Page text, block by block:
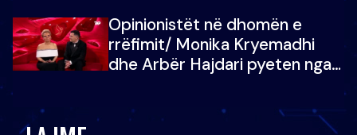
vajzën e tij
Opinionistët në dhomën e
rrëfimit/ Monika Kryemadhi
dhe Arbër Hajdari pyeten nga
zëvendësonit njëri-tjetrin?